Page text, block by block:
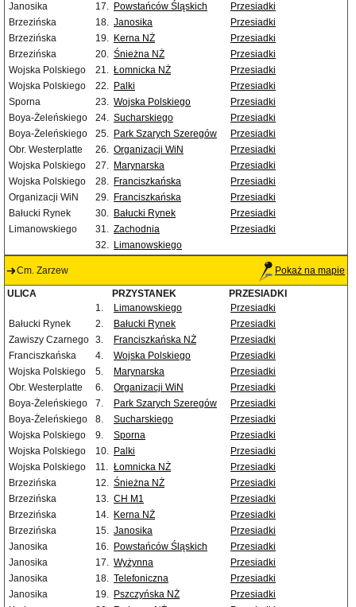
Janosika
17. Powstańców Śląskich
Przesiadki
Brzezińska
18. Janosika
Przesiadki
Brzezińska
19. Kerna NŻ
Przesiadki
Brzezińska
20. Śnieżna NŻ
Przesiadki
Wojska Polskiego
21. Łomnicka NŻ
Przesiadki
Wojska Polskiego
22. Palki
Przesiadki
Sporna
23. Wojska Polskiego
Przesiadki
Boya-Żeleńskiego
24. Sucharskiego
Przesiadki
Boya-Żeleńskiego
25. Park Szarych Szeregów
Przesiadki
Obr. Westerplatte
26. Organizacji WiN
Przesiadki
Wojska Polskiego
27. Marynarska
Przesiadki
Wojska Polskiego
28. Franciszkańska
Przesiadki
Organizacji WiN
29. Franciszkańska
Przesiadki
Bałucki Rynek
30. Bałucki Rynek
Przesiadki
Limanowskiego
31. Zachodnia
Przesiadki
32. Limanowskiego
Cm. Zarzew Pokaż na mapie
ULICA PRZYSTANEK
PRZESIADKI
1.
Limanowskiego
Przesiadki
Bałucki Rynek
2. Bałucki Rynek
Przesiadki
Zawiszy Czarnego 3. Franciszkańska NŻ
Przesiadki
Franciszkańska
4. Wojska Polskiego
Przesiadki
Wojska Polskiego
5. Marynarska
Przesiadki
Obr. Westerplatte
6. Organizacji WiN
Przesiadki
Boya-Żeleńskiego
7. Park Szarych Szeregów
Przesiadki
Boya-Żeleńskiego
8. Sucharskiego
Przesiadki
Wojska Polskiego
9. Sporna
Przesiadki
Wojska Polskiego
10. Palki
Przesiadki
Wojska Polskiego
11. Łomnicka NŻ
Przesiadki
Brzezińska
12. Śnieżna NŻ
Przesiadki
Brzezińska
13. CH M1
Przesiadki
Brzezińska
14. Kerna NŻ
Przesiadki
Brzezińska
15. Janosika
Przesiadki
Janosika
16. Powstańców Śląskich
Przesiadki
Janosika
17. Wyżynna
Przesiadki
Janosika
18. Telefoniczna
Przesiadki
Janosika
19. Pszczyńska NŻ
Przesiadki